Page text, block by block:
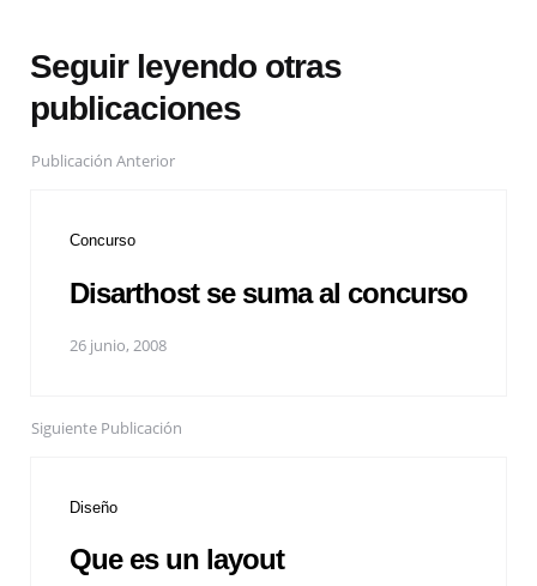
Seguir leyendo otras
publicaciones
Publicación Anterior
Concurso
Disarthost se suma al concurso
26 junio, 2008
Siguiente Publicación
Diseño
Que es un layout